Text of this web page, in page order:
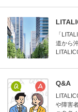
「
道から
Q&A
や障害